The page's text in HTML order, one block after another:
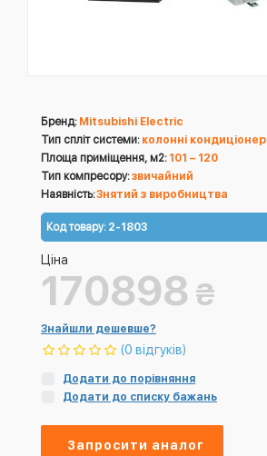
Бренд: Mitsubishi Electric
Тип спліт системи: колонні кондиціонер
Площа приміщення, м2: 101 – 120
Тип компресору:звичайний
Наявність:Знятий з виробництва
Код товару: 2-1803
Ціна
170898 ₴
Знайшли дешевше?
(0 відгуків)
Додати до порівняння
Додати до списку бажань
Запросити аналог